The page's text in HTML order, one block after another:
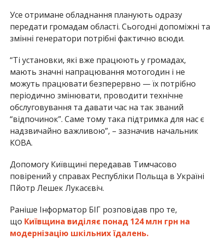
Усе отримане обладнання планують одразу
передати громадам області. Сьогодні допоміжні та
змінні генератори потрібні фактично всюди.
“Ті установки, які вже працюють у громадах,
мають значні напрацювання мотогодин і не
можуть працювати безперервно — їх потрібно
періодично змінювати, проводити технічне
обслуговування та давати час на так званий
“відпочинок”. Саме тому така підтримка для нас є
надзвичайно важливою”, – зазначив начальник
КОВА.
Допомогу Київщині передавав Тимчасово
повірений у справах Республіки Польща в Україні
Пйотр Лешек Лукасєвіч.
Раніше Інформатор БІГ розповідав про те,
що Київщина виділяє понад 124 млн грн на
модернізацію шкільних їдалень.